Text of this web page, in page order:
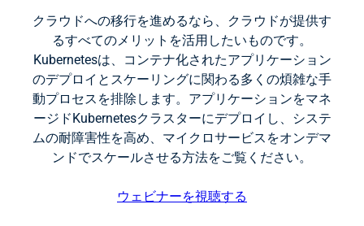
クラウドへの移行を進めるなら、クラウドが提供す
るすべてのメリットを活用したいものです。
Kubernetesは、コンテナ化されたアプリケーション
のデプロイとスケーリングに関わる多くの煩雑な手
動プロセスを排除します。アプリケーションをマネ
ージドKubernetesクラスターにデプロイし、システ
ムの耐障害性を高め、マイクロサービスをオンデマ
ンドでスケールさせる方法をご覧ください。
ウェビナーを視聴する